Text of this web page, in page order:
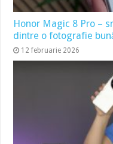
Honor Magic 8 Pro –
dintre o fotografie
12 februarie 2026